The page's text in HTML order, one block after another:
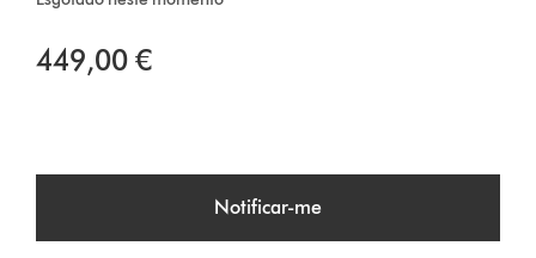
449,00 €
Notificar-me